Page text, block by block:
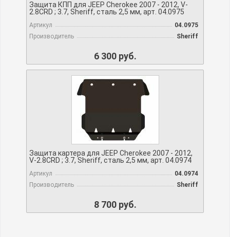
Защита КПП для JEEP Cherokee 2007 - 2012, V-
2.8CRD ; 3.7, Sheriff, сталь 2,5 мм, арт. 04.0975
Артикул
04.0975
Производитель
Sheriff
6 300 руб.
Защита картера для JEEP Cherokee 2007 - 2012,
V-2.8CRD ; 3.7, Sheriff, сталь 2,5 мм, арт. 04.0974
Артикул
04.0974
Производитель
Sheriff
8 700 руб.